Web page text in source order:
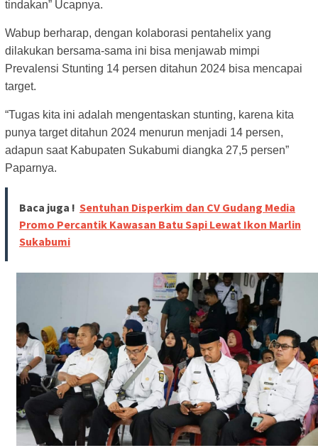
tindakan” Ucapnya.
Wabup berharap, dengan kolaborasi pentahelix yang
dilakukan bersama-sama ini bisa menjawab mimpi
Prevalensi Stunting 14 persen ditahun 2024 bisa mencapai
target.
“Tugas kita ini adalah mengentaskan stunting, karena kita
punya target ditahun 2024 menurun menjadi 14 persen,
adapun saat Kabupaten Sukabumi diangka 27,5 persen”
Paparnya.
Baca juga ! Sentuhan Disperkim dan CV Gudang Media
Promo Percantik Kawasan Batu Sapi Lewat Ikon Marlin
Sukabumi